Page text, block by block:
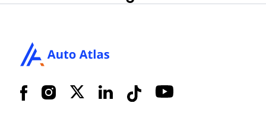
FacebookInstagram
X LinkedInTiktok YouTube